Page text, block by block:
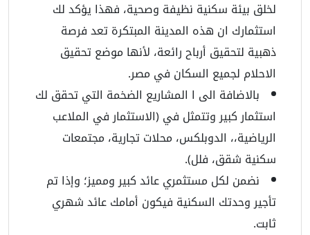
لخلق بيئة سكنية نظيفة وصحية، فهذا يؤكد لك
استثمارك ان هذه المدينة المبتكرة تعد فرصة
ذهبية لتحقيق أرباح رائعة، لأنها موضع تحقيق
الاحلام لجميع السكان في مصر.
بالاضافة الى ا المشاريع الضخمة التي تحقق لك
استثمار كبير وتتمثل في (الاستثمار في الملاعب
الرياضية،، الدوبلكس، محلات تجارية، مجتمعات
سكنية شقق، فلل).
نضمن لكل مستثمري عائد كبير ومميز؛ وإذا تم
تأجير وحدتك السكنية فيكون أمامك عائد شهري
ثابت.